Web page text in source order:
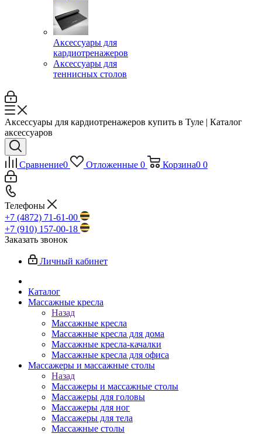
Аксессуары для
кардиотренажеров
Аксессуары для
теннисных столов
Аксессуары для кардиотренажеров купить в Туле | Каталог
аксессуаров
Сравнение0 Отложенные 0 Корзина0 0
Телефоны
+7 (4872) 71-61-00
+7 (910) 157-00-18
Заказать звонок
Личный кабинет
Каталог
Массажные кресла
Назад
Массажные кресла
Массажные кресла для дома
Массажные кресла-качалки
Массажные кресла для офиса
Массажеры и массажные столы
Назад
Массажеры и массажные столы
Массажеры для головы
Массажеры для ног
Массажеры для тела
Массажные столы